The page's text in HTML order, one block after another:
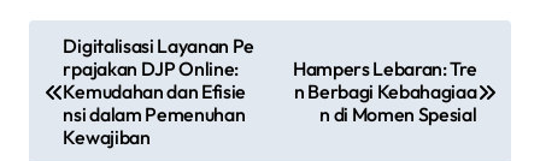
a
Digitalisasi Layanan Pe
rpajakan DJP Online:
Kemudahan dan Efisie
nsi dalam Pemenuhan
Kewajiban
Hampers Lebaran: Tre
n Berbagi Kebahagiaa
n di Momen Spesial